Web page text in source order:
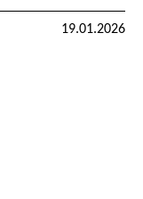
19.01.2026